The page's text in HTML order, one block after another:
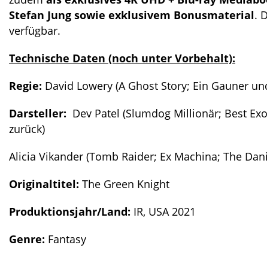
Stefan Jung sowie exklusivem Bonusmaterial.
verfügbar.
Technische Daten (noch unter Vorbehalt):
Regie: David Lowery (A Ghost Story; Ein Gauner
Darsteller: Dev Patel (Slumdog Millionär; Best
zurück)
Alicia Vikander (Tomb Raider; Ex Machina; The
Originaltitel: The Green Knight
Produktionsjahr/Land: IR, USA 2021
Genre: Fantasy